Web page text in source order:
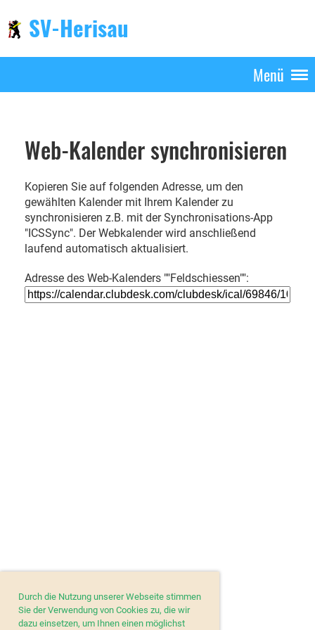
Durch die Nutzung unserer Webseite stimmen
Sie der Verwendung von Cookies zu, die wir
dazu einsetzen, um Ihnen einen möglichst
SV-Herisau
Menü
Web-Kalender synchronisieren
Kopieren Sie auf folgenden Adresse, um den
gewählten Kalender mit Ihrem Kalender zu
synchronisieren z.B. mit der Synchronisations-App
"ICSSync". Der Webkalender wird anschließend
laufend automatisch aktualisiert.
Adresse des Web-Kalenders ""Feldschiessen"":